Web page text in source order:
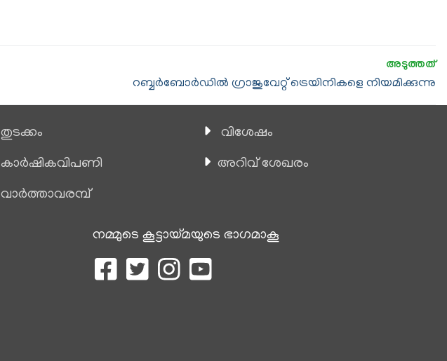
റബ്ബര്‍ബോര്‍ഡിൽ ഗ്രാജുവേറ്റ് ട്രെയിനികളെ നിയമിക്കുന്നു
തുടക്കം
കാ‍ർഷികവിപണി
വാര്‍ത്താവരമ്പ്
വിശേഷം
അറിവ് ശേഖരം
നമ്മുടെ കൂട്ടായ്മയുടെ ഭാഗമാകൂ